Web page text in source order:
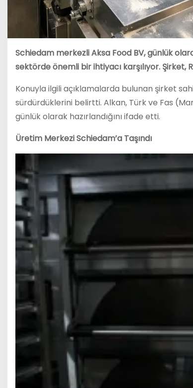
Schiedam merkezli Aksa Food BV, günlük
sektörde önemli bir ihtiyacı karşılıyor.
Konuyla ilgili açıklamalarda bulunan şirket
sürdürdüklerini belirtti. Alkan, Türk ve Fas
günlük olarak hazırlandığını ifade etti.
Üretim Merkezi Schiedam’a Taşındı